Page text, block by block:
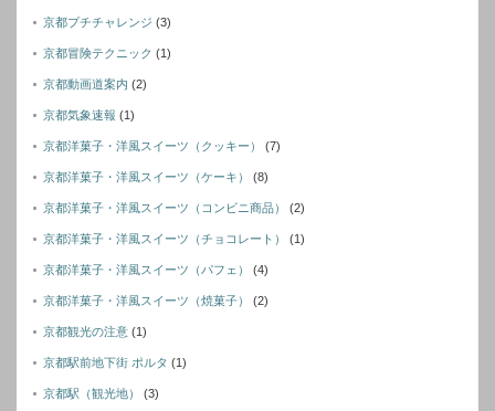
京都プチチャレンジ (3)
京都冒険テクニック (1)
京都動画道案内 (2)
京都気象速報 (1)
京都洋菓子・洋風スイーツ（クッキー） (7)
京都洋菓子・洋風スイーツ（ケーキ） (8)
京都洋菓子・洋風スイーツ（コンビニ商品） (2)
京都洋菓子・洋風スイーツ（チョコレート） (1)
京都洋菓子・洋風スイーツ（パフェ） (4)
京都洋菓子・洋風スイーツ（焼菓子） (2)
京都観光の注意 (1)
京都駅前地下街 ポルタ (1)
京都駅（観光地） (3)